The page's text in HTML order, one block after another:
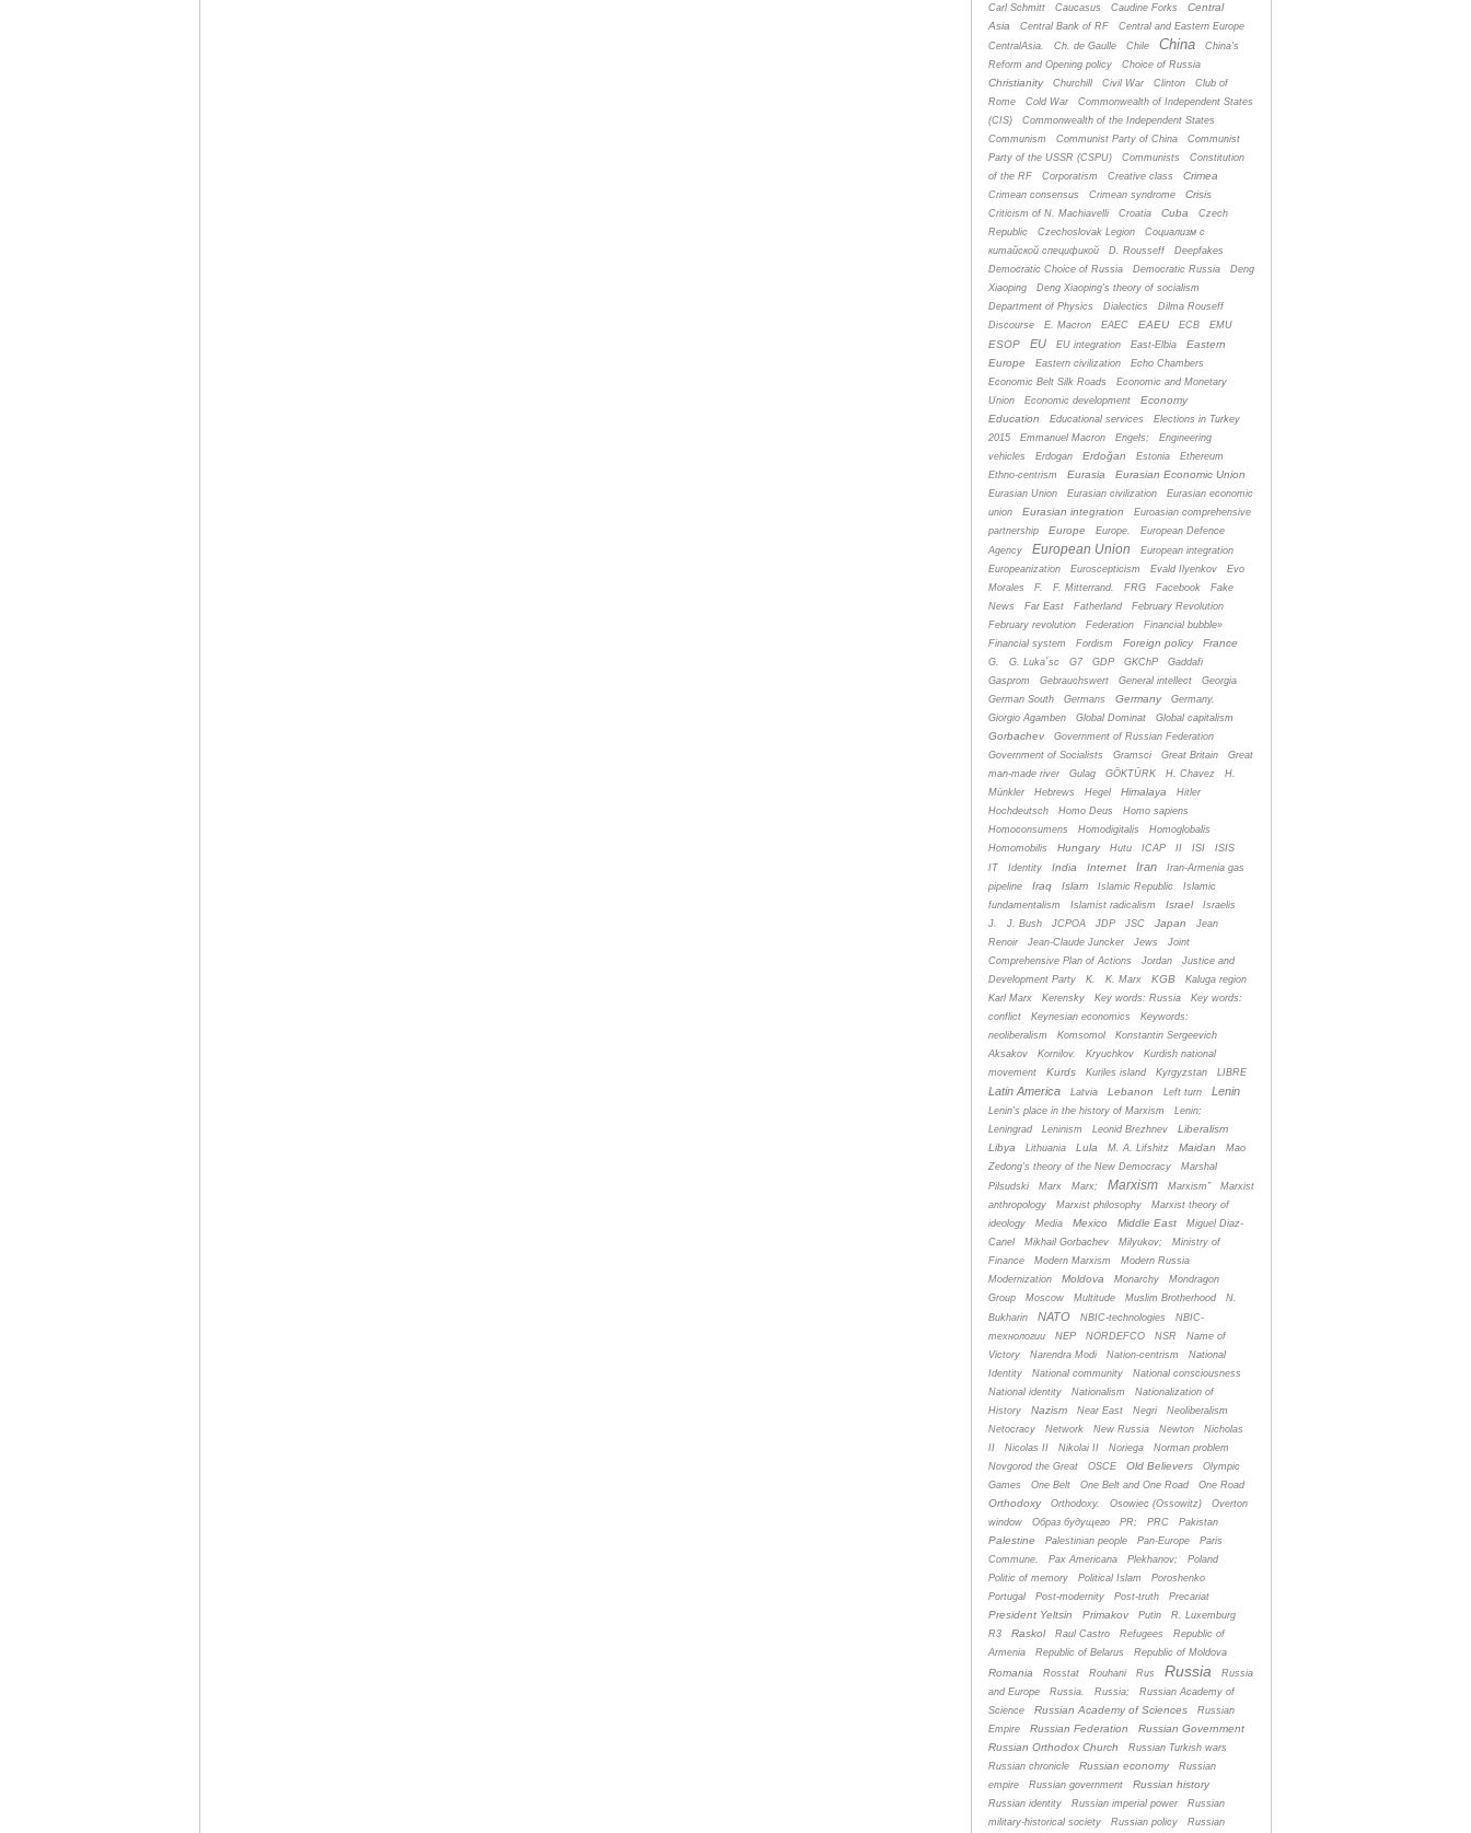
Carl Schmitt
Caucasus Caudine Forks
Central
Asia
Central Bank of RF
Central and Eastern Europe
CentralAsia.
Ch. de Gaulle Chile China
China's
Reform and Opening policy
Choice of Russia
Christianity Churchill Civil War Clinton
Club of
Rome
Cold War
Commonwealth of Independent States
(CIS)
Commonwealth of the Independent States
Communism
Communist Party of China
Communist
Party of the USSR (CSPU)
Communists
Constitution
of the RF
Corporatism Creative class Crimea
Crimean consensus Crimean syndrome Crisis
Criticism of N. Machiavelli Croatia Cuba
Czech
Republic
Czechoslovak Legion
Cоциализм с
китайской спецификой
D. Rousseff
Deepfakes
Democratic Choice of Russia
Democratic Russia
Deng
Xiaoping
Deng Xiaoping's theory of socialism
Department of Physics
Dialectics
Dilma Rouseff
Discourse
E. Macron EAEC EAEU ECB EMU
ESOP EU EU integration East-Elbia
Eastern
Europe
Eastern civilization
Echo Chambers
Economic Belt Silk Roads
Economic and Monetary
Union
Economic development
Economy
Education
Educational services
Elections in Turkey
2015
Emmanuel Macron Engels;
Engineering
vehicles
Erdogan Erdoğan Estonia
Ethereum
Ethno-centrism
Eurasia Eurasian Economic Union
Eurasian Union Eurasian civilization
Eurasian economic
union
Eurasian integration
Euroasian comprehensive
partnership
Europe Europe.
European Defence
Agency
European Union
European integration
Europeanization
Euroscepticism Evald Ilyenkov
Evo
Morales
F. F. Mitterrand. FRG Facebook
Fake
News
Far East Fatherland
February Revolution
February revolution
Federation
Financial bubble»
Financial system
Fordism Foreign policy France
G. G. Luka´sc G7 GDP GKChP
Gaddafi
Gasprom
Gebrauchswert General intellect
Georgia
German South
Germans Germany
Germany.
Giorgio Agamben
Global Dominat Global capitalism
Gorbachev
Government of Russian Federation
Government of Socialists
Gramsci Great Britain
Great
man-made river
Gulag GÖKTÜRK H. Chavez
H.
Münkler
Hebrews Hegel Himalaya
Hitler
Hochdeutsch
Homo Deus
Homo sapiens
Homoconsumens
Homodigitalis
Homoglobalis
Homomobilis
Hungary Hutu ICAP II ISI
ISIS
IT
Identity India Internet Iran
Iran-Armenia gas
pipeline
Iraq Islam Islamic Republic
Islamic
fundamentalism
Islamist radicalism Israel
Israelis
J.
J. Bush JCPOA JDP JSC Japan
Jean
Renoir
Jean-Claude Juncker Jews
Joint
Comprehensive Plan of Actions
Jordan
Justice and
Development Party
K. K. Marx KGB
Kaluga region
Karl Marx
Kerensky Key words: Russia
Key words:
conflict
Keynesian economics
Keywords:
neoliberalism
Komsomol
Konstantin Sergeevich
Aksakov
Kornilov. Kryuchkov
Kurdish national
movement
Kurds Kuriles island Kyrgyzstan LIBRE
Latin America Latvia Lebanon Left turn Lenin
Lenin's place in the history of Marxism
Lenin;
Leningrad
Leninism Leonid Brezhnev
Liberalism
Libya
Lithuania Lula M. A. Lifshitz Maidan
Mao
Zedong's theory of the New Democracy
Marshal
Pilsudski
Marx Marx; Marxism Marxism”
Marxist
anthropology
Marxist philosophy
Marxist theory of
ideology
Media Mexico Middle East
Miguel Diaz-
Canel
Mikhail Gorbachev Milyukov;
Ministry of
Finance
Modern Marxism
Modern Russia
Modernization
Moldova Monarchy
Mondragon
Group
Moscow Multitude Muslim Brotherhood
N.
Bukharin
NATO NBIC-technologies
NBIC-
технологии
NEP NORDEFCO NSR
Name of
Victory
Narendra Modi Nation-centrism
National
Identity
National community
National consciousness
National identity
Nationalism
Nationalization of
History
Nazism Near East Negri
Neoliberalism
Netocracy
Network New Russia Newton
Nicholas
II
Nicolas II Nikolai II Noriega
Norman problem
Novgorod the Great
OSCE Old Believers
Olympic
Games
One Belt One Belt and One Road One Road
Orthodoxy Orthodoxy. Osowiec (Ossowitz)
Overton
window
Oбраз будущего PR; PRC Pakistan
Palestine Palestinian people Pan-Europe
Paris
Commune.
Pax Americana Plekhanov;
Poland
Politic of memory
Political Islam
Poroshenko
Portugal
Post-modernity Post-truth Precariat
President Yeltsin Primakov Putin
R. Luxemburg
R3
Raskol Raul Castro Refugees
Republic of
Armenia
Republic of Belarus Republic of Moldova
Romania Rosstat Rouhani Rus Russia
Russia
and Europe
Russia. Russia;
Russian Academy of
Science
Russian Academy of Sciences
Russian
Empire
Russian Federation
Russian Government
Russian Orthodox Church
Russian Turkish wars
Russian chronicle
Russian economy
Russian
empire
Russian government Russian history
Russian identity Russian imperial power
Russian
military-historical society
Russian policy Russian